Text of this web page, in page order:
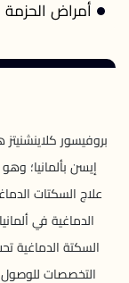
أمراض الحزمة
بروفيسور
إيسن بألمانيا؛
علاج السكتات
الدماغية في
السكتة
التخصصات للوصول